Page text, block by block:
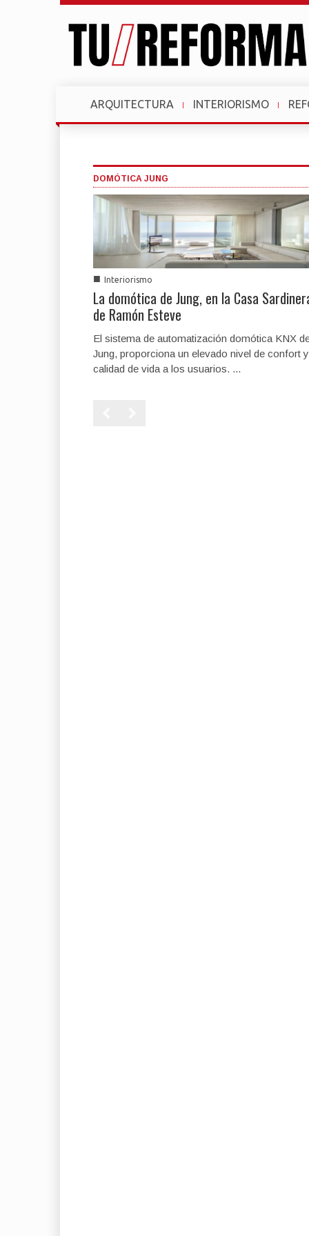
ARQUITECTURA INTERIORISMO
DOMÓTICA JUNG
■ Interiorismo
La domótica de Jung, en la Casa
de Ramón Esteve
El sistema de automatización domótica KNX
Jung, proporciona un elevado nivel de confort y
calidad de vida a los usuarios. ...